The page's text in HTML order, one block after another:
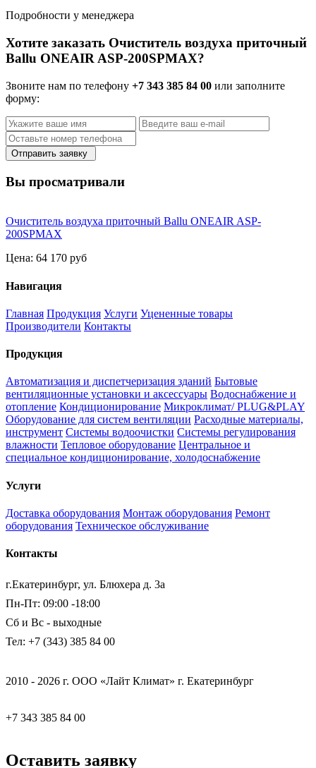
Подробности у менеджера
Хотите заказать Очиститель воздуха приточный
Ballu ONEAIR ASP-200SPMAX?
Звоните нам по телефону +7 343 385 84 00 или заполните
форму:
Отправить заявку
Вы просматривали
Очиститель воздуха приточный Ballu ONEAIR ASP-
200SPMAX
Цена: 64 170 руб
Навигация
Главная Продукция Услуги Уцененные товары
Производители Контакты
Продукция
Автоматизация и диспетчеризация зданий Бытовые
вентиляционные установки и аксессуары Водоснабжение и
отопление Кондиционирование Микроклимат/ PLUG&PLAY
Оборудование для систем вентиляции Расходные материалы,
инструмент Системы водоочистки Системы регулирования
влажности Тепловое оборудование Центральное и
специальное кондиционирование, холодоснабжение
Услуги
Доставка оборудования Монтаж оборудования Ремонт
оборудования Техническое обслуживание
Контакты
г.Екатеринбург, ул. Блюхера д. 3а
Пн-Пт: 09:00 -18:00
Сб и Вс - выходные
Тел: +7 (343) 385 84 00
2010 - 2026 г. ООО «Лайт Климат» г. Екатеринбург
+7 343 385 84 00
Оставить заявку